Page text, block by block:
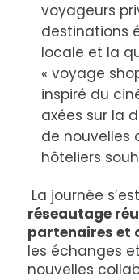
voyageurs
destinations
locale et la
« voyage
inspiré du
axées sur la
de nouvelles
hôteliers
La journée
réseautage
partenaires et
les échanges
nouvelles